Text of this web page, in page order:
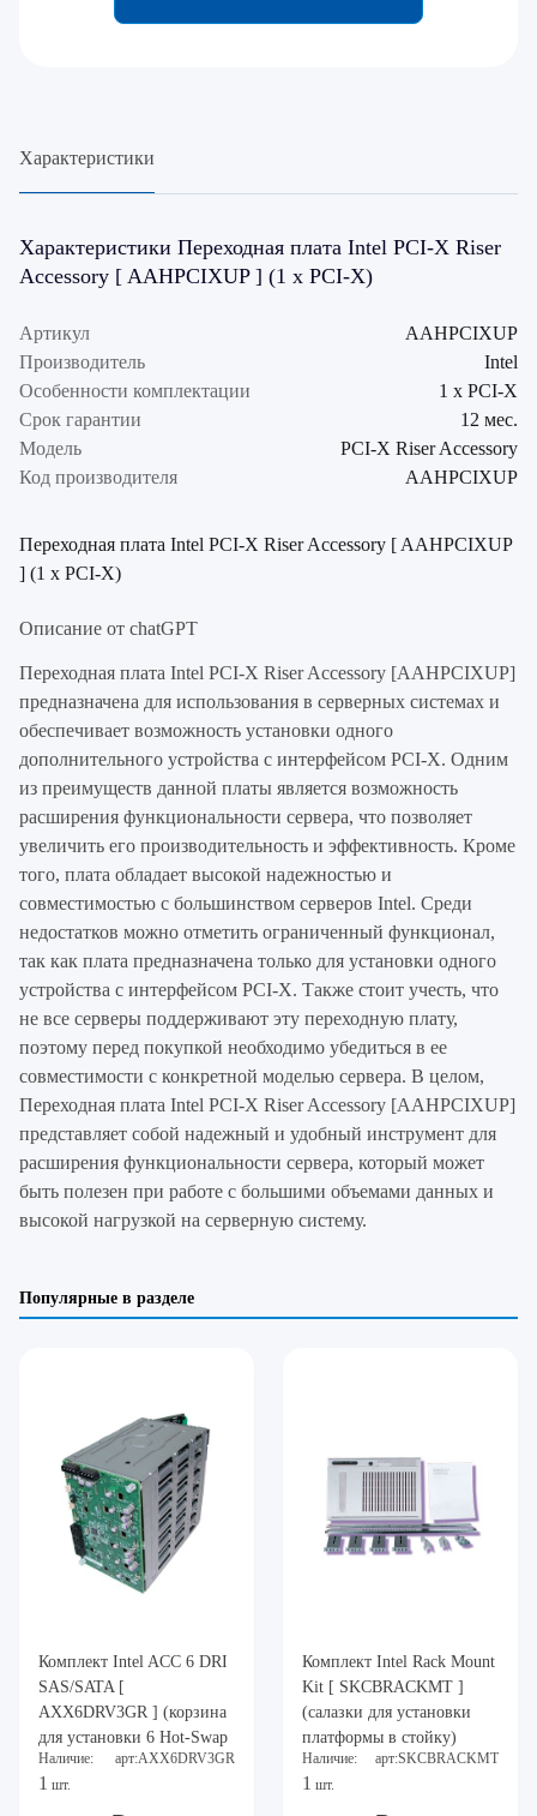
Характеристики
Характеристики Переходная плата Intel PCI-X Riser
Accessory [ AAHPCIXUP ] (1 x PCI-X)
Артикул
AAHPCIXUP
Производитель
Intel
Особенности комплектации
1 x PCI-X
Срок гарантии
12 мес.
Модель
PCI-X Riser Accessory
Код производителя
AAHPCIXUP
Переходная плата Intel PCI-X Riser Accessory [ AAHPCIXUP
] (1 x PCI-X)
Описание от chatGPT
Переходная плата Intel PCI-X Riser Accessory [AAHPCIXUP]
предназначена для использования в серверных системах и
обеспечивает возможность установки одного
дополнительного устройства с интерфейсом PCI-X. Одним
из преимуществ данной платы является возможность
расширения функциональности сервера, что позволяет
увеличить его производительность и эффективность. Кроме
того, плата обладает высокой надежностью и
совместимостью с большинством серверов Intel. Среди
недостатков можно отметить ограниченный функционал,
так как плата предназначена только для установки одного
устройства с интерфейсом PCI-X. Также стоит учесть, что
не все серверы поддерживают эту переходную плату,
поэтому перед покупкой необходимо убедиться в ее
совместимости с конкретной моделью сервера. В целом,
Переходная плата Intel PCI-X Riser Accessory [AAHPCIXUP]
представляет собой надежный и удобный инструмент для
расширения функциональности сервера, который может
быть полезен при работе с большими объемами данных и
высокой нагрузкой на серверную систему.
Популярные в разделе
Комплект Intel ACC 6 DRI
SAS/SATA [
AXX6DRV3GR ] (корзина
для установки 6 Hot-Swap
дисков)
Наличие:
1 шт.
арт:AXX6DRV3GR
Комплект Intel Rack Mount
Kit [ SKCBRACKMT ]
(салазки для установки
платформы в стойку)
Наличие:
1 шт.
арт:SKCBRACKMT